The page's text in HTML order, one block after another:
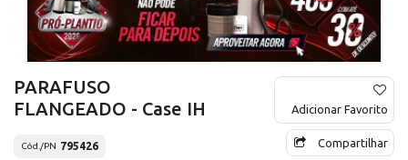
PARAFUSO
FLANGEADO - Case IH
Cód./PN 795426
Adicionar Favorito
Compartilhar